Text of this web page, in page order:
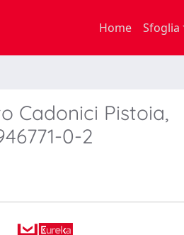
Home Sfoglia
Cadonici Pistoia,
0-2